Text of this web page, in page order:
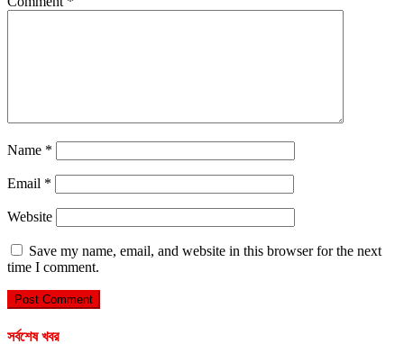
Name *
Email *
Website
Save my name, email, and website in this browser for the next
time I comment.
সর্বশেষ খবর